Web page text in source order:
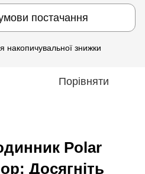
постачання
накопичувальної знижки
Порівняти
Polar
Досягніть